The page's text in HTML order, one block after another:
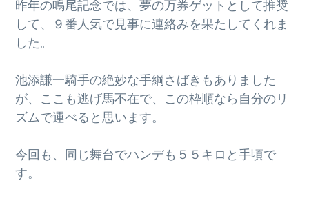
昨年の鳴尾記念では、夢の万券ゲットとして推奨
して、９番人気で見事に連絡みを果たしてくれま
した。
池添謙一騎手の絶妙な手綱さばきもありました
が、ここも逃げ馬不在で、この枠順なら自分のリ
ズムで運べると思います。
今回も、同じ舞台でハンデも５５キロと手頃で
す。